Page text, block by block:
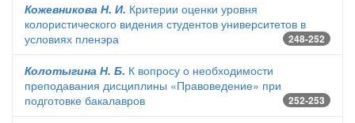
Кожевникова Н. И. Критерии оценки уровня
колористического видения студентов университетов в
условиях пленэра
248-252
Колотыгина Н. Б. К вопросу о необходимости
преподавания дисциплины «Правоведение» при
подготовке бакалавров
252-253